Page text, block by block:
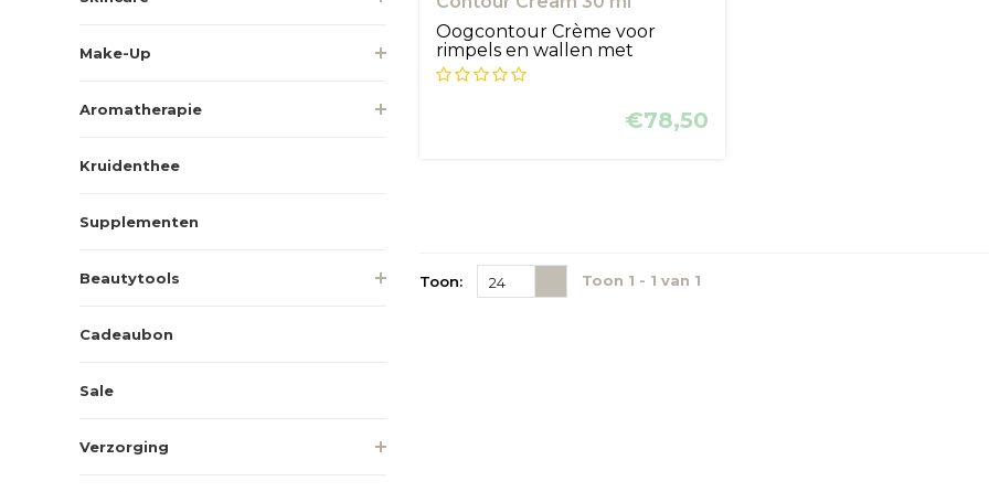
Make-Up
Aromatherapie
Kruidenthee
Supplementen
Beautytools
Cadeaubon
Sale
Verzorging
Oogcontour Crème voor
rimpels en wallen met
drievoudig effe...
€78,50
Toon: 24 Toon 1 - 1 van 1